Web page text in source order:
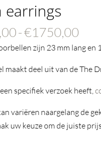
earrings
-€1750,00
zijn 23 mm lang en
maakt deel uit van de The
specifiek verzoek heeft,
variëren naargelang de
uw keuze om de juiste